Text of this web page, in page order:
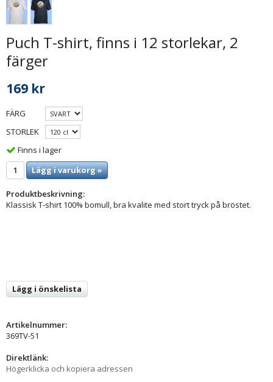
Puch T-shirt, finns i 12 storlekar, 2
färger
169 kr
FÄRG
STORLEK
Finns i lager
Lägg i varukorg »
Produktbeskrivning:
Klassisk T-shirt 100% bomull, bra kvalite med stort tryck på bröstet.
Lägg i önskelista
Artikelnummer:
369TV-51
Direktlänk:
Högerklicka och kopiera adressen